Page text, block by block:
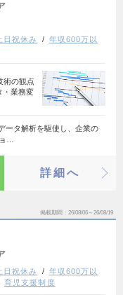
日祝休み
年収600万以
術の観点
・業務変
ータ解析を駆使し、企業の
…
詳細へ
掲載期間 26/08/06～26/08/19
日祝休み
年収600万以
育児支援制度